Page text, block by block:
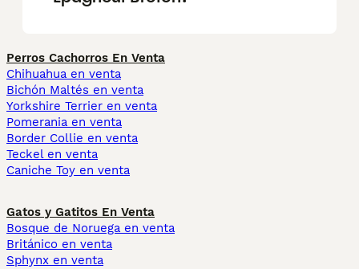
Perros Cachorros En Venta
Chihuahua en venta
Bichón Maltés en venta
Yorkshire Terrier en venta
Pomerania en venta
Border Collie en venta
Teckel en venta
Caniche Toy en venta
Gatos y Gatitos En Venta
Bosque de Noruega en venta
Británico en venta
Sphynx en venta